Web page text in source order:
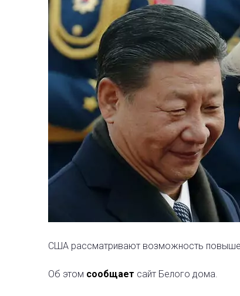
США рассматривают возможность
Об этом сообщает сайт Белого дома.